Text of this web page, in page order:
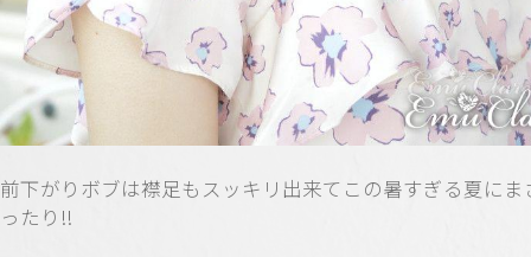
前下がりボブは襟足もスッキリ出来てこの暑すぎる夏にま
ったり!!